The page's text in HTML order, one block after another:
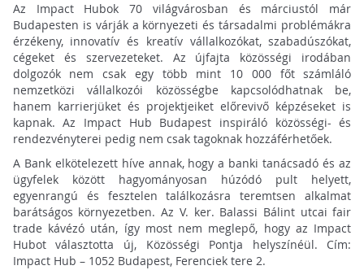
Az Impact Hubok 70 világvárosban és márciustól már
Budapesten is várják a környezeti és társadalmi problémákra
érzékeny, innovatív és kreatív vállalkozókat, szabadúszókat,
cégeket és szervezeteket. Az újfajta közösségi irodában
dolgozók nem csak egy több mint 10 000 főt számláló
nemzetközi vállalkozói közösségbe kapcsolódhatnak be,
hanem karrierjüket és projektjeiket előrevivő képzéseket is
kapnak. Az Impact Hub Budapest inspiráló közösségi- és
rendezvényterei pedig nem csak tagoknak hozzáférhetőek.
A Bank elkötelezett híve annak, hogy a banki tanácsadó és az
ügyfelek között hagyományosan húzódó pult helyett,
egyenrangú és fesztelen találkozásra teremtsen alkalmat
barátságos környezetben. Az V. ker. Balassi Bálint utcai fair
trade kávézó után, így most nem meglepő, hogy az Impact
Hubot választotta új, Közösségi Pontja helyszínéül. Cím:
Impact Hub – 1052 Budapest, Ferenciek tere 2.